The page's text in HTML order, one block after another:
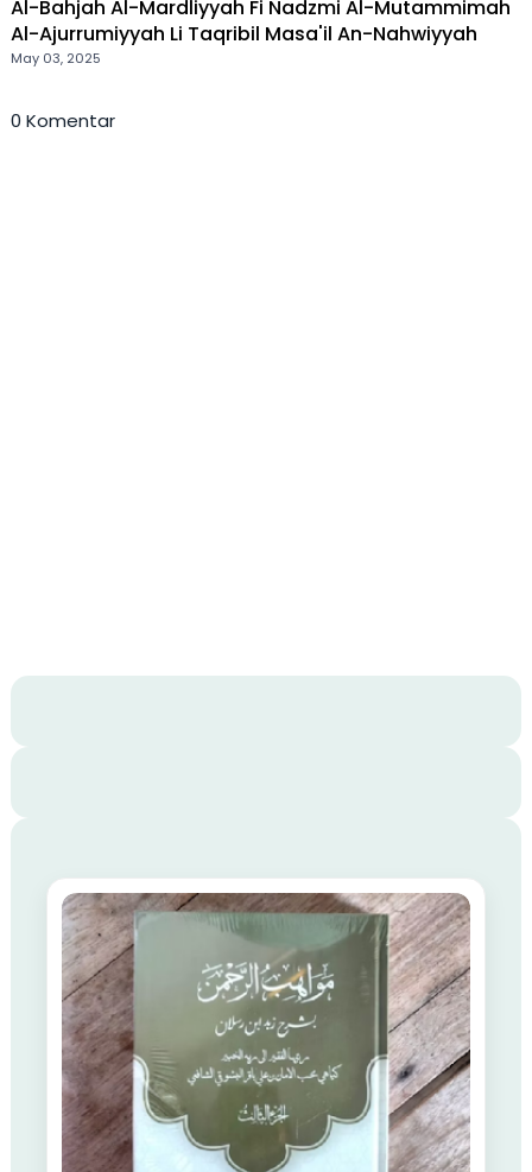
Al-Bahjah Al-Mardliyyah Fi Nadzmi Al-Mutammimah
Al-Ajurrumiyyah Li Taqribil Masa'il An-Nahwiyyah
May 03, 2025
0 Komentar